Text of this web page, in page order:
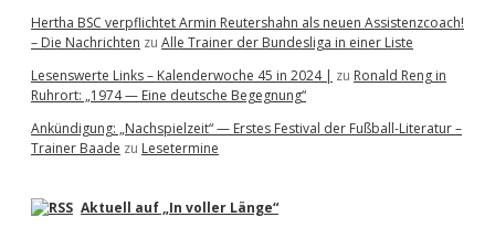
Hertha BSC verpflichtet Armin Reutershahn als neuen Assistenzcoach!
– Die Nachrichten zu Alle Trainer der Bundesliga in einer Liste
Lesenswerte Links – Kalenderwoche 45 in 2024 | zu Ronald Reng in
Ruhrort: „1974 — Eine deutsche Begegnung“
Ankündigung: „Nachspielzeit“ — Erstes Festival der Fußball-Literatur –
Trainer Baade zu Lesetermine
Aktuell auf „In voller Länge“